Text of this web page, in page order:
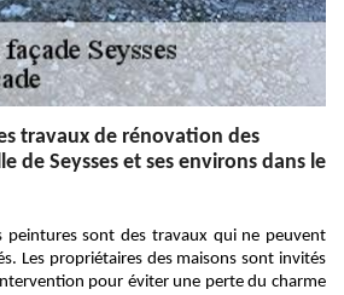
travaux de rénovation des
de Seysses et ses environs dans le
peintures sont des travaux qui ne peuvent
Les propriétaires des maisons sont invités
pour éviter une perte du charme